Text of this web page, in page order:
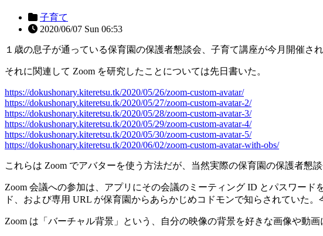
子育て
2020/06/07 Sun 06:53
１歳の息子が通っている保育園の保護者懇談会、子育て講座が今月開催さ
それに関連して Zoom を研究したことについては先日書いた。
https://dokushonary.kiteretsu.tk/2020/05/26/zoom-custom-avatar/
https://dokushonary.kiteretsu.tk/2020/05/27/zoom-custom-avatar-2/
https://dokushonary.kiteretsu.tk/2020/05/28/zoom-custom-avatar-3/
https://dokushonary.kiteretsu.tk/2020/05/29/zoom-custom-avatar-4/
https://dokushonary.kiteretsu.tk/2020/05/30/zoom-custom-avatar-5/
https://dokushonary.kiteretsu.tk/2020/06/02/zoom-custom-avatar-with-obs/
これらは Zoom でアバターを使う方法だが、当然実際の保育園の保護者懇
Zoom 会議への参加は、アプリにその会議のミーティング ID とパスワー
ド、および専用 URL が保育園からあらかじめコドモンで知らされていた。
Zoom は「バーチャル背景」という、自分の映像の背景を好きな画像や動画